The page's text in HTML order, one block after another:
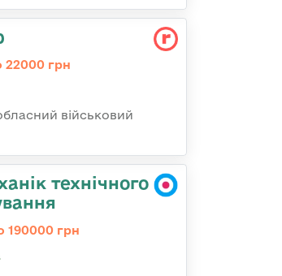
22000 грн
військовий
технічного
190000 грн